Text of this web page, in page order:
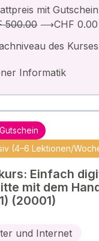
mit
500.00⟶CHF 0.00
des
Informatik
(4–6 Lektionen/
Einfach
mit dem
(20001)
und Internet